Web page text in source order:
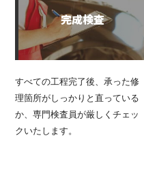
完成検査
すべての工程完了後、承った修
理箇所がしっかりと直っている
か、専門検査員が厳しくチェッ
クいたします。